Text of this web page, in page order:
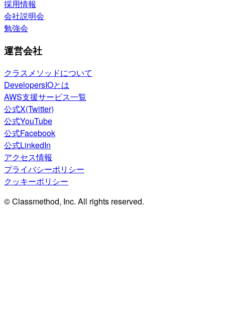
採用情報
会社説明会
勉強会
運営会社
クラスメソッドについて
DevelopersIOとは
AWS支援サービス一覧
公式X(Twitter)
公式YouTube
公式Facebook
公式LinkedIn
アクセス情報
プライバシーポリシー
クッキーポリシー
© Classmethod, Inc. All rights reserved.